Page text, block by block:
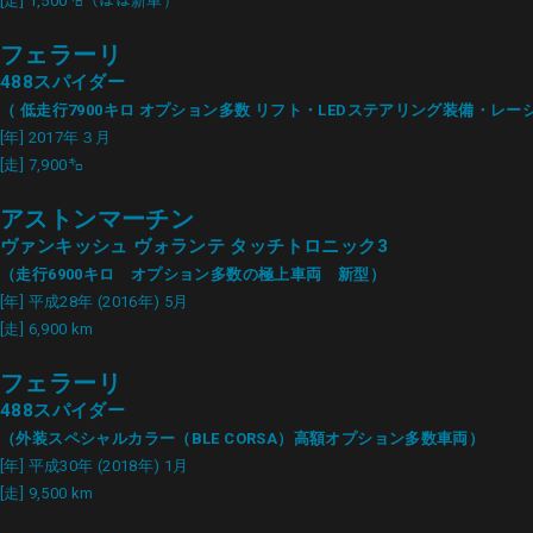
フェラーリ
488スパイダー
（ 低走行7900キロ オプション多数 リフト・LEDステアリング装備・レー
[年] 2017年３月
[走] 7,900㌔
アストンマーチン
ヴァンキッシュ ヴォランテ タッチトロニック3
（走行6900キロ オプション多数の極上車両 新型）
[年] 平成28年 (2016年) 5月
[走] 6,900 km
フェラーリ
488スパイダー
（外装スペシャルカラー（BLE CORSA）高額オプション多数車両）
[年] 平成30年 (2018年) 1月
[走] 9,500 km